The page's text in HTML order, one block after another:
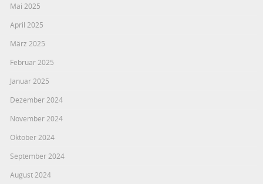
Mai 2025
April 2025
März 2025
Februar 2025
Januar 2025
Dezember 2024
November 2024
Oktober 2024
September 2024
August 2024